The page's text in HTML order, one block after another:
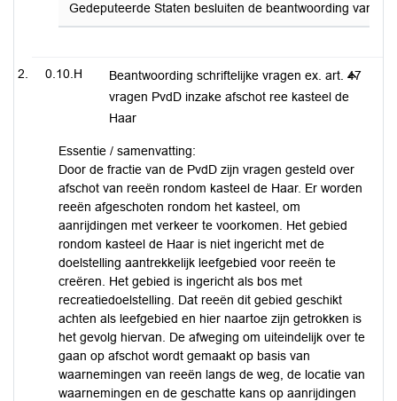
Gedeputeerde Staten besluiten de beantwoording van
0.10.H
Beantwoording schriftelijke vragen ex. art. 47
vragen PvdD inzake afschot ree kasteel de
Haar
Essentie / samenvatting:
Door de fractie van de PvdD zijn vragen gesteld over
afschot van reeën rondom kasteel de Haar. Er worden
reeën afgeschoten rondom het kasteel, om
aanrijdingen met verkeer te voorkomen. Het gebied
rondom kasteel de Haar is niet ingericht met de
doelstelling aantrekkelijk leefgebied voor reeën te
creëren. Het gebied is ingericht als bos met
recreatiedoelstelling. Dat reeën dit gebied geschikt
achten als leefgebied en hier naartoe zijn getrokken is
het gevolg hiervan. De afweging om uiteindelijk over te
gaan op afschot wordt gemaakt op basis van
waarnemingen van reeën langs de weg, de locatie van
waarnemingen en de geschatte kans op aanrijdingen